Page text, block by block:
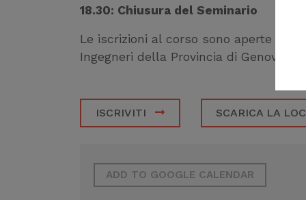
18.30: Chiusura del Seminario
Le iscrizioni al corso sono aperte sul
Ingegneri della Provincia di Genova ed
ISCRIVITI SCARICA LA
ADD TO GOOGLE CALENDAR